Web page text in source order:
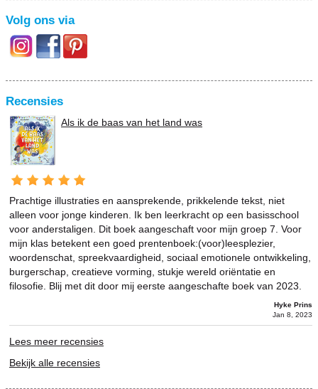
Volg ons via
Recensies
Als ik de baas van het land was
Prachtige illustraties en aansprekende, prikkelende tekst, niet
alleen voor jonge kinderen. Ik ben leerkracht op een basisschool
voor anderstaligen. Dit boek aangeschaft voor mijn groep 7. Voor
mijn klas betekent een goed prentenboek:(voor)leesplezier,
woordenschat, spreekvaardigheid, sociaal emotionele ontwikkeling,
burgerschap, creatieve vorming, stukje wereld oriëntatie en
filosofie. Blij met dit door mij eerste aangeschafte boek van 2023.
Hyke Prins
Jan 8, 2023
Lees meer recensies
Bekijk alle recensies